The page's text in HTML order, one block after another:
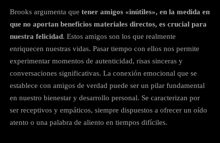
Brooks argumenta que tener amigos «inútiles», en la medida en
que no aportan beneficios materiales directos, es crucial para
nuestra felicidad. Estos amigos son los que realmente
enriquecen nuestras vidas. Pasar tiempo con ellos nos permite
experimentar momentos de autenticidad, risas sinceras y
conversaciones significativas. La conexión emocional que se
establece con amigos de verdad puede ser un pilar fundamental
en nuestro bienestar y desarrollo personal. Se caracterizan por
ser receptivos y empáticos, siempre dispuestos a ofrecer un oído
atento o una palabra de aliento en tiempos difíciles.